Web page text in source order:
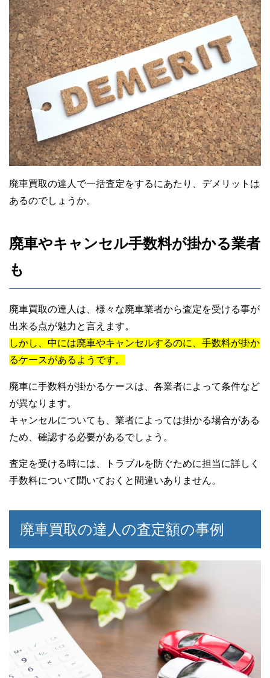
廃車買取の達人で一括査定をするにあたり、デメリットは
あるのでしょうか。
廃車やキャンセル手数料が掛かる業者
も
廃車買取の達人は、様々な廃車業者から査定を受ける事が
出来る点が魅力と言えます。
しかし、中には廃車やキャンセルするのに、手数料が掛か
るケースがあるようです。
廃車に手数料が掛かるケースは、各業者によって条件など
が異なります。
キャンセルについても、業者によっては掛かる場合がある
ため、確認する必要があるでしょう。
査定を受ける時には、トラブルを防ぐために担当に詳しく
手数料について聞いておくと間違いありません。
廃車買取の達人の査定額の事例